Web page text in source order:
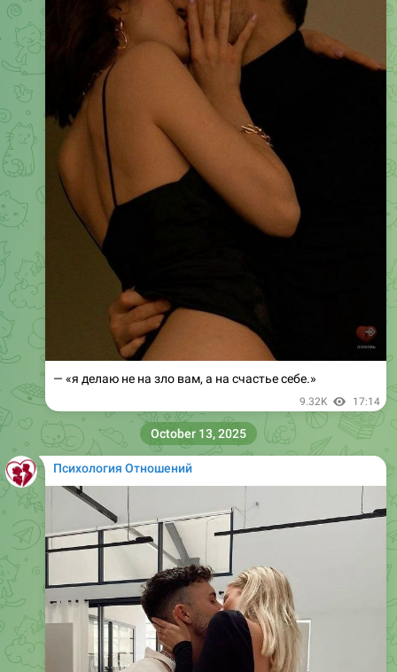
— «я делаю не на зло вам, а на счастье себе.»
9.32K 17:14
Психология Отношений
October 13, 2025